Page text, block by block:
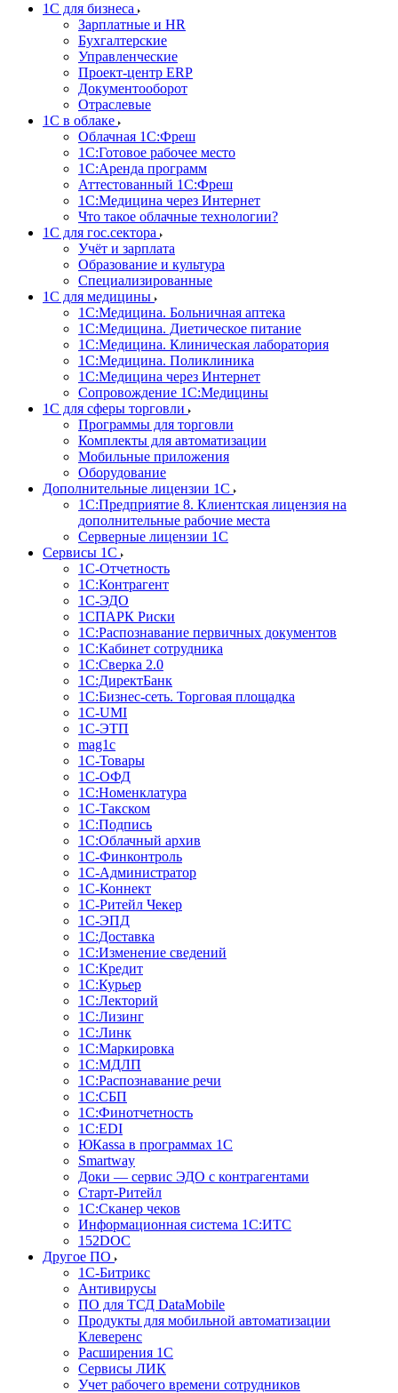
1С для бизнеса
Зарплатные и HR
Бухгалтерские
Управленческие
Проект-центр ERP
Документооборот
Отраслевые
1C в облаке
Облачная 1С:Фреш
1С:Готовое рабочее место
1C:Аренда программ
Аттестованный 1С:Фреш
1С:Медицина через Интернет
Что такое облачные технологии?
1С для гос.сектора
Учёт и зарплата
Образование и культура
Специализированные
1С для медицины
1С:Медицина. Больничная аптека
1С:Медицина. Диетическое питание
1С:Медицина. Клиническая лаборатория
1С:Медицина. Поликлиника
1С:Медицина через Интернет
Сопровождение 1С:Медицины
1С для сферы торговли
Программы для торговли
Комплекты для автоматизации
Мобильные приложения
Оборудование
Дополнительные лицензии 1С
1С:Предприятие 8. Клиентская лицензия на
дополнительные рабочие места
Серверные лицензии 1С
Сервисы 1С
1С-Отчетность
1С:Контрагент
1С-ЭДО
1СПАРК Риски
1С:Распознавание первичных документов
1С:Кабинет сотрудника
1С:Сверка 2.0
1С:ДиректБанк
1С:Бизнес-сеть. Торговая площадка
1С-UMI
1С-ЭТП
mag1c
1С-Товары
1С-ОФД
1С:Номенклатура
1С-Такском
1С:Подпись
1С:Облачный архив
1С-Финконтроль
1С-Администратор
1С-Коннект
1С-Ритейл Чекер
1С-ЭПД
1С:Доставка
1С:Изменение сведений
1С:Кредит
1С:Курьер
1С:Лекторий
1С:Лизинг
1С:Линк
1С:Маркировка
1С:МДЛП
1С:Распознавание речи
1С:СБП
1С:Финотчетность
1С:EDI
ЮКаssа в программах 1С
Smartway
Доки — сервис ЭДО с контрагентами
Старт-Ритейл
1С:Сканер чеков
Информационная система 1С:ИТС
152DOC
Другое ПО
1С-Битрикс
Антивирусы
ПО для ТСД DataMobile
Продукты для мобильной автоматизации
Клеверенс
Расширения 1С
Сервисы ЛИК
Учет рабочего времени сотрудников